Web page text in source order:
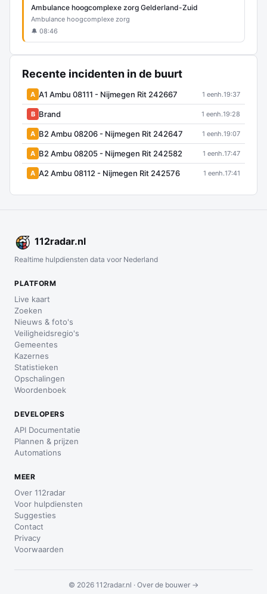
Ambulance hoogcomplexe zorg Gelderland-Zuid
Ambulance hoogcomplexe zorg
🔔 08:46
Recente incidenten in de buurt
A A1 Ambu 08111 - Nijmegen Rit 242667 1 eenh.19:37
B Brand 1 eenh.19:28
A B2 Ambu 08206 - Nijmegen Rit 242647 1 eenh.19:07
A B2 Ambu 08205 - Nijmegen Rit 242582 1 eenh.17:47
A A2 Ambu 08112 - Nijmegen Rit 242576 1 eenh.17:41
112radar.nl
Realtime hulpdiensten data voor Nederland
PLATFORM
Live kaart
Zoeken
Nieuws & foto's
Veiligheidsregio's
Gemeentes
Kazernes
Statistieken
Opschalingen
Woordenboek
DEVELOPERS
API Documentatie
Plannen & prijzen
Automations
MEER
Over 112radar
Voor hulpdiensten
Suggesties
Contact
Privacy
Voorwaarden
© 2026 112radar.nl · Over de bouwer →